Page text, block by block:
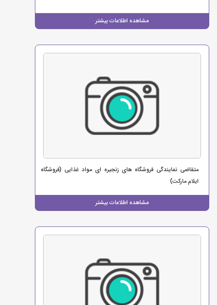
مشاهده اطلاعات بیشتر
مشاهده اطلاعات بیشتر
متقاضی نمایندگی فروشگاه های زنجیره ای مواد غذایی (فروشگاه
ایلام مارکت)